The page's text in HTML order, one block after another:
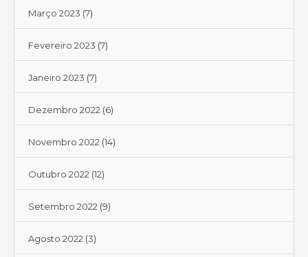
Março 2023 (7)
Fevereiro 2023 (7)
Janeiro 2023 (7)
Dezembro 2022 (6)
Novembro 2022 (14)
Outubro 2022 (12)
Setembro 2022 (9)
Agosto 2022 (3)